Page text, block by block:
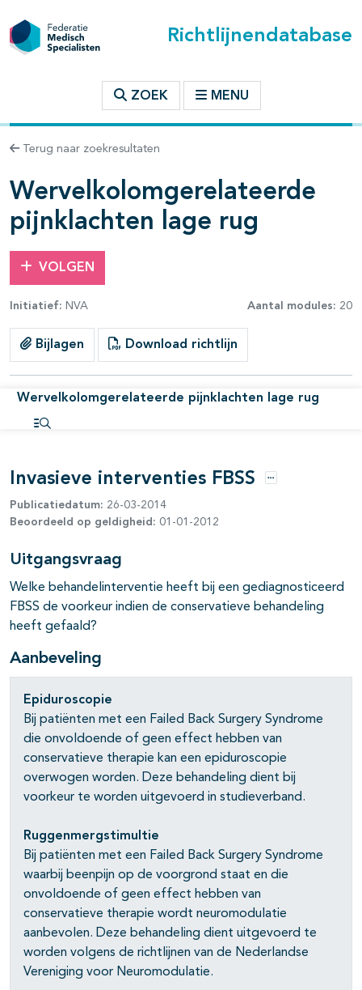
Richtlijnendatabase
ZOEK MENU
Terug naar zoekresultaten
Wervelkolomgerelateerde
pijnklachten lage rug
VOLGEN
Initiatief: NVA Aantal modules: 20
Bijlagen Download richtlijn
Wervelkolomgerelateerde pijnklachten lage rug
openklappen
open- en dichtklappen
open- en dichtklappen
Invasieve interventies FBSS Opties
Publicatiedatum: 26-03-2014
Beoordeeld op geldigheid: 01-01-2012
Uitgangsvraag
Welke behandelinterventie heeft bij een gediagnosticeerd
FBSS de voorkeur indien de conservatieve behandeling
heeft gefaald?
Aanbeveling
Epiduroscopie
Bij patiënten met een Failed Back Surgery Syndrome
die onvoldoende of geen effect hebben van
conservatieve therapie kan een epiduroscopie
overwogen worden. Deze behandeling dient bij
voorkeur te worden uitgevoerd in studieverband.
Ruggenmergstimultie
Bij patiënten met een Failed Back Surgery Syndrome
waarbij beenpijn op de voorgrond staat en die
onvoldoende of geen effect hebben van
conservatieve therapie wordt neuromodulatie
aanbevolen. Deze behandeling dient uitgevoerd te
worden volgens de richtlijnen van de Nederlandse
Vereniging voor Neuromodulatie.